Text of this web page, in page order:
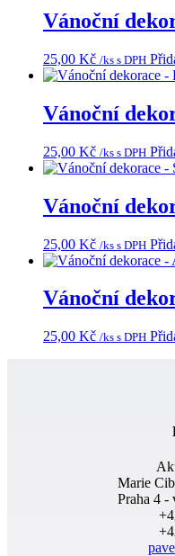
Vánoční
25,00 Kč /ks s DPH
Vánoční
25,00 Kč /ks s DPH
Vánoční
25,00 Kč /ks s DPH
Vánoční
25,00 Kč /ks s DPH
Marie
Praha 4 -